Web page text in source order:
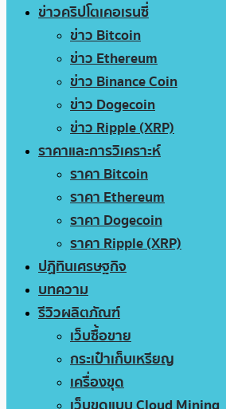
ข่าวคริปโตเคอเรนซี่
ข่าว Bitcoin
ข่าว Ethereum
ข่าว Binance Coin
ข่าว Dogecoin
ข่าว Ripple (XRP)
ราคาและการวิเคราะห์
ราคา Bitcoin
ราคา Ethereum
ราคา Dogecoin
ราคา Ripple (XRP)
ปฏิทินเศรษฐกิจ
บทความ
รีวิวผลิตภัณฑ์
เว็บซื้อขาย
กระเป๋าเก็บเหรียญ
เครื่องขุด